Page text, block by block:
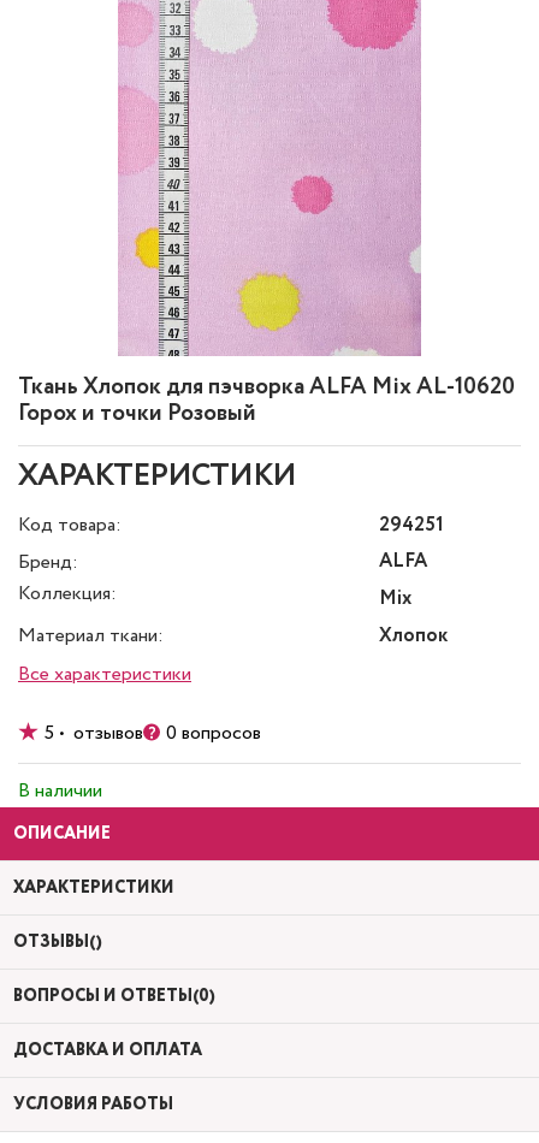
Ткань Хлопок для пэчворка ALFA Mix AL-10620
Горох и точки Розовый
ХАРАКТЕРИСТИКИ
Код товара:
294251
Бренд:
ALFA
Коллекция:
Mix
Материал ткани:
Хлопок
Все характеристики
5 • отзывов 0 вопросов
В наличии
ОПИСАНИЕ
ХАРАКТЕРИСТИКИ
ОТЗЫВЫ()
ВОПРОСЫ И ОТВЕТЫ(0)
ДОСТАВКА И ОПЛАТА
УСЛОВИЯ РАБОТЫ